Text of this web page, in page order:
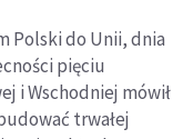
Polski do Unii, dnia
pięciu
i Wschodniej mówił
trwałej